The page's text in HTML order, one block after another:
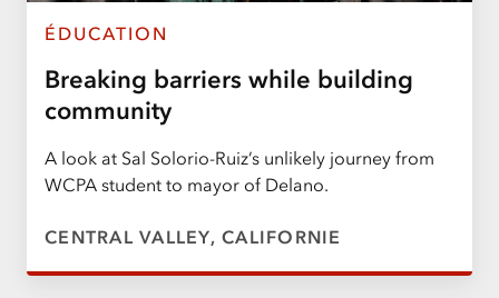
ÉDUCATION
Breaking barriers while building
community
A look at Sal Solorio-Ruiz’s unlikely journey from
WCPA student to mayor of Delano.
CENTRAL VALLEY, CALIFORNIE